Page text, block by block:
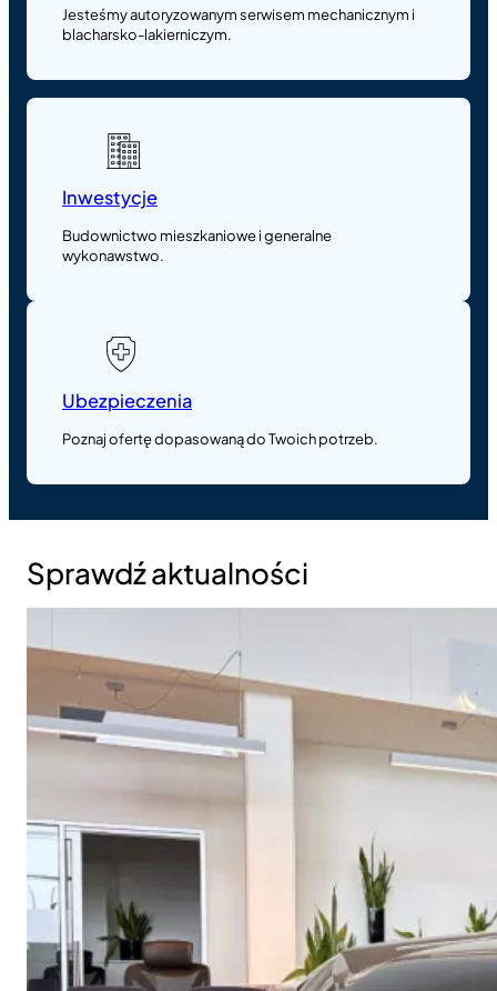
Jesteśmy autoryzowanym serwisem mechanicznym i
blacharsko-lakierniczym.
Inwestycje
Budownictwo mieszkaniowe i generalne
wykonawstwo.
Ubezpieczenia
Poznaj ofertę dopasowaną do Twoich potrzeb.
Sprawdź aktualności